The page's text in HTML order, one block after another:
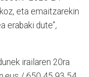
eta emaitzarekin
erabaki dute”,
irailaren 20ra